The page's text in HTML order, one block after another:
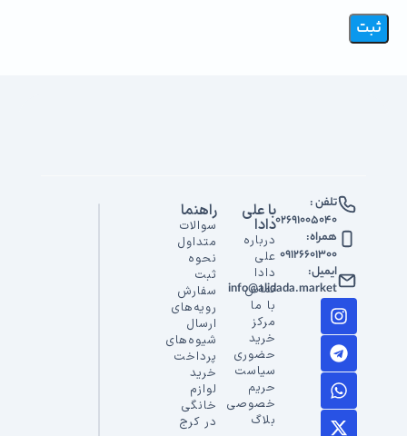
تلفن :
02691005040
همراه:
09126601300
ایمیل:
info@alidada.market
با علی
دادا
درباره
علی
دادا
تماس
با ما
مرکز
خرید
حضوری
سیاست
حریم
خصوصی
بلاگ
راهنما
سوالات
متداول
نحوه
ثبت
سفارش
رویه‌های
ارسال
شیوه‌های
پرداخت
خرید
لوازم
خانگی
در کرج